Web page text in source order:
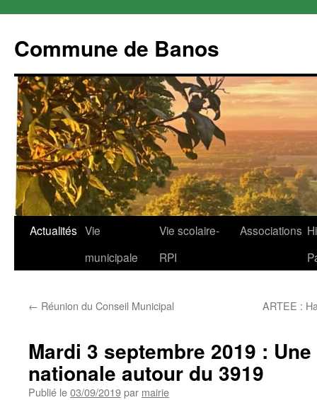
Commune de Banos
Aller
Actualités Vie
municipale
Vie scolaire-
RPI
Associations
← Réunion du Conseil Municipal ARTEE :
Mardi 3 septembre 2019 :
nationale autour du 3919
Publié le03/09/2019par mairie